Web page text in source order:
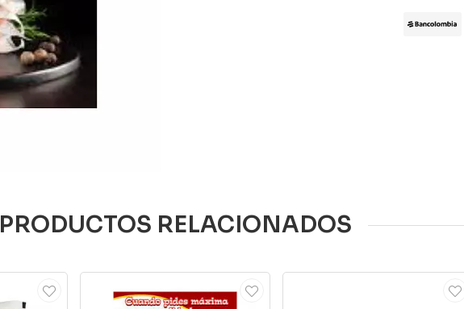
PRODUCTOS RELACIONADOS